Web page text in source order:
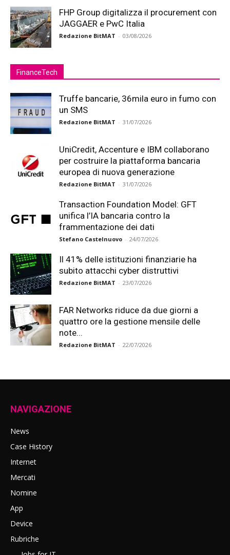
FHP Group digitalizza il procurement con
JAGGAER e PwC Italia
Redazione BitMAT - 03/08/2026
FinanceTech
Truffe bancarie, 36mila euro in fumo con
un SMS
Redazione BitMAT - 31/07/2026
UniCredit, Accenture e IBM collaborano
per costruire la piattaforma bancaria
europea di nuova generazione
Redazione BitMAT - 31/07/2026
Transaction Foundation Model: GFT
unifica l’IA bancaria contro la
frammentazione dei dati
Stefano Castelnuovo - 24/07/2026
Il 41% delle istituzioni finanziarie ha
subito attacchi cyber distruttivi
Redazione BitMAT - 23/07/2026
FAR Networks riduce da due giorni a
quattro ore la gestione mensile delle
note...
Redazione BitMAT - 22/07/2026
NAVIGAZIONE
News
Case History
Internet
Mercati
Nomine
App
Device
Rubriche